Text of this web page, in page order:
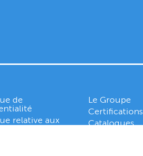
de
relative aux
Le Groupe
Certifications
Catalogues